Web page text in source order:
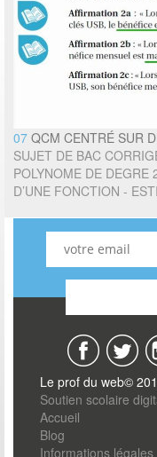
07 QCM CENTRÉ SUR
SUJET DE BAC
POLYNOME DE DEGRE
D’UNE FONCTION -
Le prof du web©
Soutien scolaire
Accueil
Blog
Informations légales